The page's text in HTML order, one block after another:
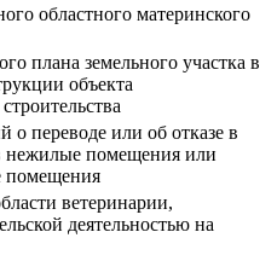
областного материнского
плана земельного участка в
объекта
переводе или об отказе в
помещения или
ветеринарии,
деятельностью на